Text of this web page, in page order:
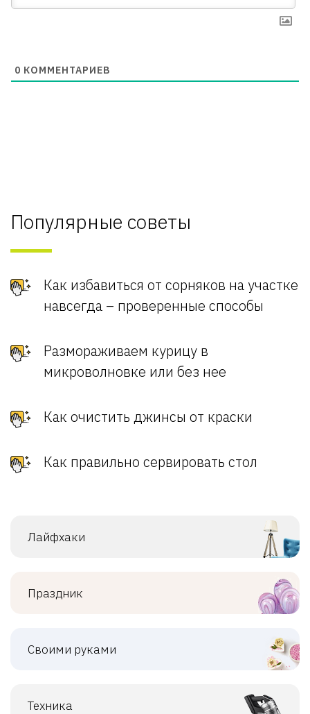
0 КОММЕНТАРИЕВ
Популярные советы
Как избавиться от сорняков на участке
навсегда – проверенные способы
Размораживаем курицу в
микроволновке или без нее
Как очистить джинсы от краски
Как правильно сервировать стол
Лайфхаки
Праздник
Своими руками
Техника